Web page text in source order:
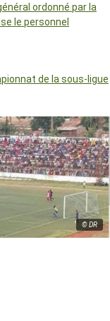
ordonné par la
le personnel
de la sous-ligue
© DR